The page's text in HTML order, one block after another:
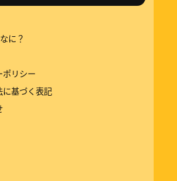
に？
ポリシー
基づく表記